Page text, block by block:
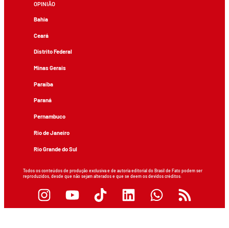
OPINIÃO
Bahia
Ceará
Distrito Federal
Minas Gerais
Paraíba
Paraná
Pernambuco
Rio de Janeiro
Rio Grande do Sul
Todos os conteúdos de produção exclusiva e de autoria editorial do Brasil de Fato podem ser
reproduzidos, desde que não sejam alterados e que se deem os devidos créditos.